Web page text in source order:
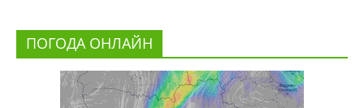
ПОГОДА ОНЛАЙН